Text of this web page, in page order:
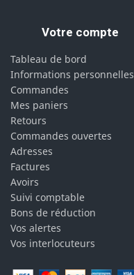
Votre compte
Tableau de bord
Informations personnelles
Commandes
Mes paniers
Retours
Commandes ouvertes
Adresses
Factures
Avoirs
Suivi comptable
Bons de réduction
Vos alertes
Vos interlocuteurs